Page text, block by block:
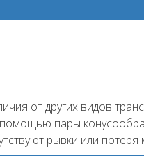
от других видов
пары
рывки или